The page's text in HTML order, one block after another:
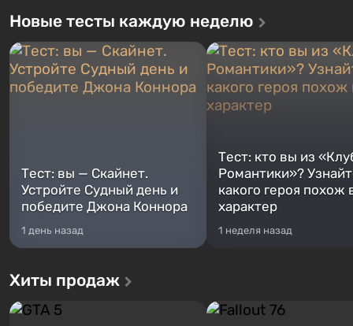
Новые тесты каждую неделю
Тест: вы — Скайнет.
Устройте Судный день и
победите Джона Коннора
1 день назад
Тест: кто вы из
Романтики»?
какого героя похож
характер
1 неделя назад
Хиты продаж